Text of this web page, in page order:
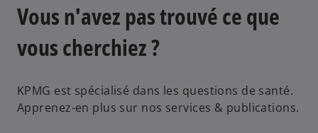
n
t
n
n
o
Vous n'avez pas trouvé ce que
vous cherchiez ?
KPMG est spécialisé dans les questions de santé.
Apprenez-en plus sur nos services & publications.